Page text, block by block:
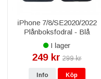
iPhone 7/8/SE2020/2022
Plånboksfodral - Blå
I lager
249 kr 299 kr
Info Köp